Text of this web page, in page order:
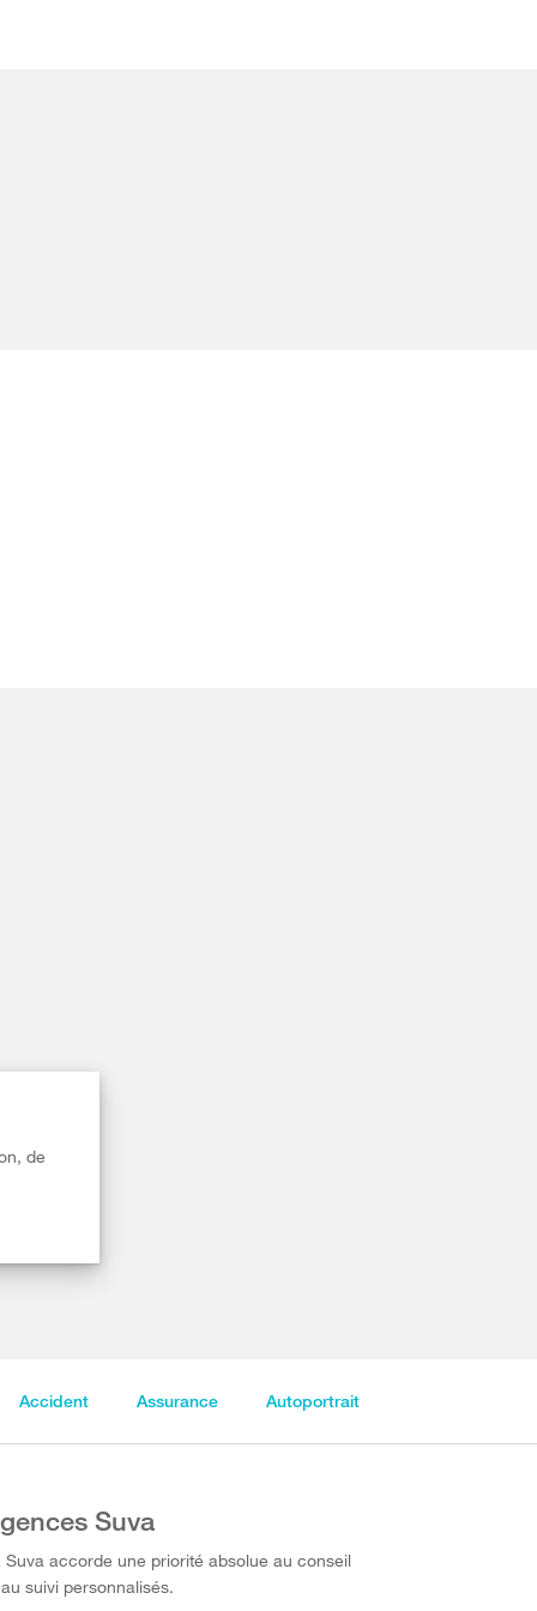
de
Accident Assurance Autoportrait
Suva
Suva accorde une priorité absolue au conseil
suivi personnalisés.